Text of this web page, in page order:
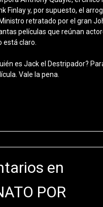
Finlay y, por supuesto, el
retratado por el gran
películas que reúnan
claro.
es Jack el Destripador?
Vale la pena.
en
POR